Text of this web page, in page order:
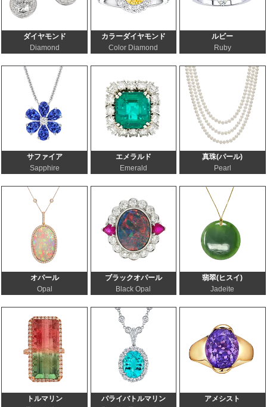
ダイヤモンド
Diamond
カラーダイヤモンド
Color Diamond
ルビー
Ruby
サファイア
Sapphire
エメラルド
Emerald
真珠(パール)
Pearl
オパール
Opal
ブラックオパール
Black Opal
翡翠(ヒスイ)
Jadeite
トルマリン
パライバトルマリン
アメシスト